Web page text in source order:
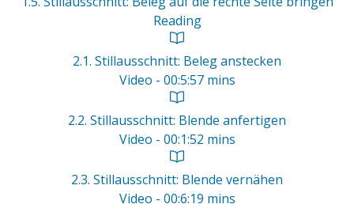
Reading
2.1. Stillausschnitt: Beleg anstecken
Video - 00:5:57 mins
2.2. Stillausschnitt: Blende anfertigen
Video - 00:1:52 mins
2.3. Stillausschnitt: Blende vernähen
Video - 00:6:19 mins